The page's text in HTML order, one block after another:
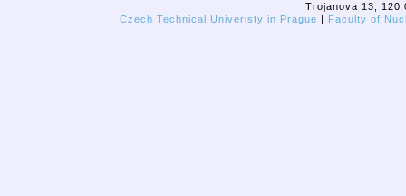
Trojanova 13, 120
Czech Technical Univeristy in Prague
Faculty of